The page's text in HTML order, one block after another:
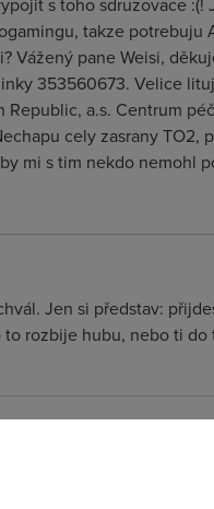
takze potrebuju
Vážený pane Weisi,
353560673. Velice
a.s. Centrum
cely zasrany TO2,
mi s tim nekdo nemohl
Jen si představ:
rozbije hubu, nebo ti do
snahu, ale de videt jak
ADSL, ale ani tak